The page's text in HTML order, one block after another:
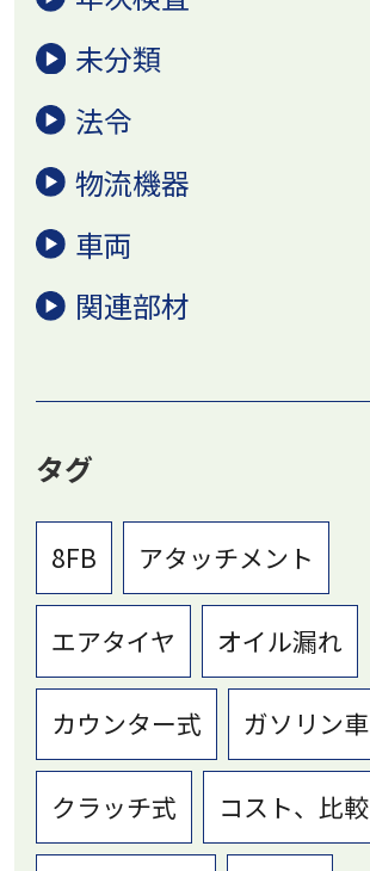
未分類
法令
物流機器
車両
関連部材
タグ
8FB アタッチメント
エアタイヤ オイル漏れ
カウンター式 ガソリン車
クラッチ式 コスト、比較